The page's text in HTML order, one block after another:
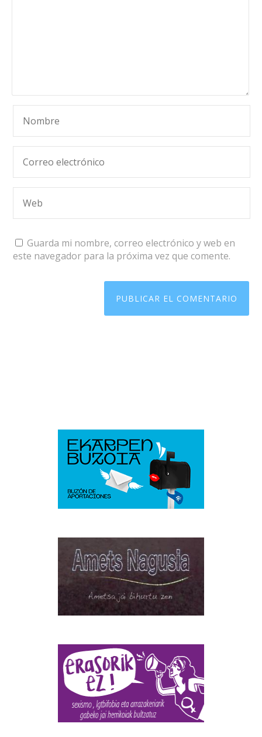
Guarda mi nombre, correo electrónico y web en
este navegador para la próxima vez que comente.